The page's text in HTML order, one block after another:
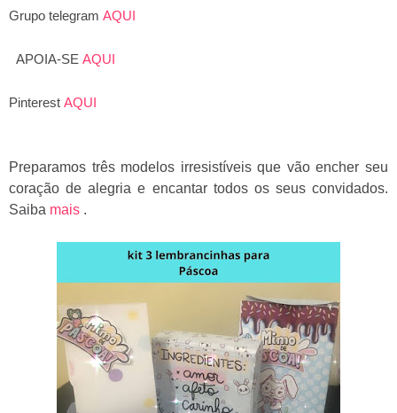
Grupo telegram AQUI
APOIA-SE AQUI
Pinterest AQUI
Preparamos três modelos irresistíveis que vão encher seu
coração de alegria e encantar todos os seus convidados.
Saiba mais .